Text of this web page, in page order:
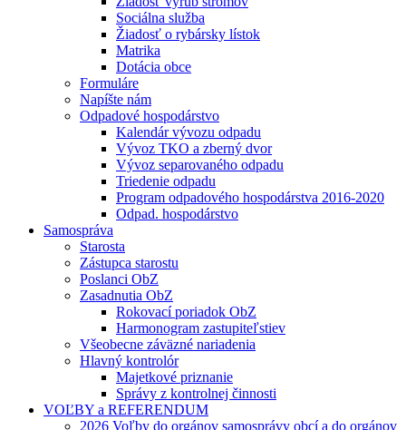
Sociálna služba
Žiadosť o rybársky lístok
Matrika
Dotácia obce
Formuláre
Napíšte nám
Odpadové hospodárstvo
Kalendár vývozu odpadu
Vývoz TKO a zberný dvor
Vývoz separovaného odpadu
Triedenie odpadu
Program odpadového hospodárstva 2016-2020
Odpad. hospodárstvo
Samospráva
Starosta
Zástupca starostu
Poslanci ObZ
Zasadnutia ObZ
Rokovací poriadok ObZ
Harmonogram zastupiteľstiev
Všeobecne záväzné nariadenia
Hlavný kontrolór
Majetkové priznanie
Správy z kontrolnej činnosti
VOĽBY a REFERENDUM
2026 Voľby do orgánov samosprávy obcí a do orgánov